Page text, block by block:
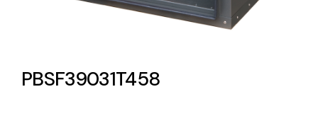
Amplia gama de ventiladores y equipos de
PBSF39031T458